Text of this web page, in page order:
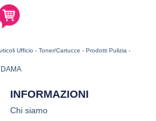
Ufficio - Toner/Cartucce - Prodotti Pulizia -
INFORMAZIONI
Chi siamo